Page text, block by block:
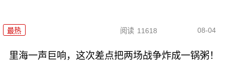
最热 阅读 11618 08-04
里海一声巨响，这次差点把两场战争炸成一锅粥！